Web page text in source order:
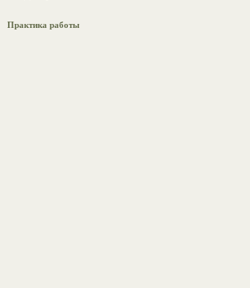
Практика работы